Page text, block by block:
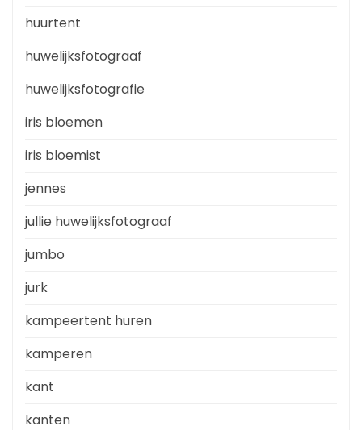
huurtent
huwelijksfotograaf
huwelijksfotografie
iris bloemen
iris bloemist
jennes
jullie huwelijksfotograaf
jumbo
jurk
kampeertent huren
kamperen
kant
kanten